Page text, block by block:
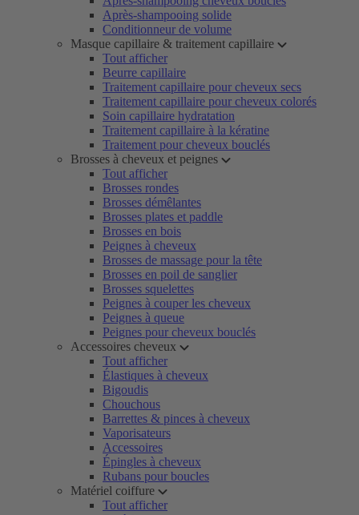
Après-shampooing solide
Conditionneur de volume
Masque capillaire & traitement capillaire
Tout afficher
Beurre capillaire
Traitement capillaire pour cheveux secs
Traitement capillaire pour cheveux colorés
Soin capillaire hydratation
Traitement capillaire à la kératine
Traitement pour cheveux bouclés
Brosses à cheveux et peignes
Tout afficher
Brosses rondes
Brosses démêlantes
Brosses plates et paddle
Brosses en bois
Peignes à cheveux
Brosses de massage pour la tête
Brosses en poil de sanglier
Brosses squelettes
Peignes à couper les cheveux
Peignes à queue
Peignes pour cheveux bouclés
Accessoires cheveux
Tout afficher
Élastiques à cheveux
Bigoudis
Chouchous
Barrettes & pinces à cheveux
Vaporisateurs
Accessoires
Épingles à cheveux
Rubans pour boucles
Matériel coiffure
Tout afficher